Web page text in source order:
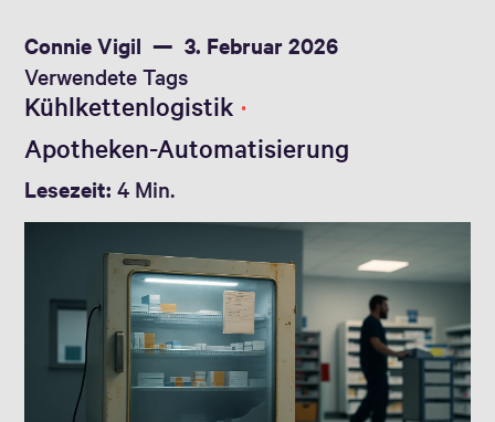
Connie Vigil 3. Februar 2026
Lesezeit: 4 Min.
Verwendete Tags
Kühlkettenlogistik
Apotheken-Automatisierung